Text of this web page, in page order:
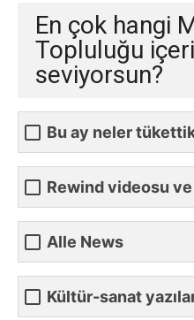
En çok hangi
Topluluğu
seviyorsun?
Bu ay neler
Rewind videosu ve
Alle News
Kültür-sanat